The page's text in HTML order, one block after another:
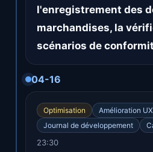
l'enregistrement des
marchandises, la
scénarios de
04-16
Optimisation Amélioration UX
Journal de développement
23:30